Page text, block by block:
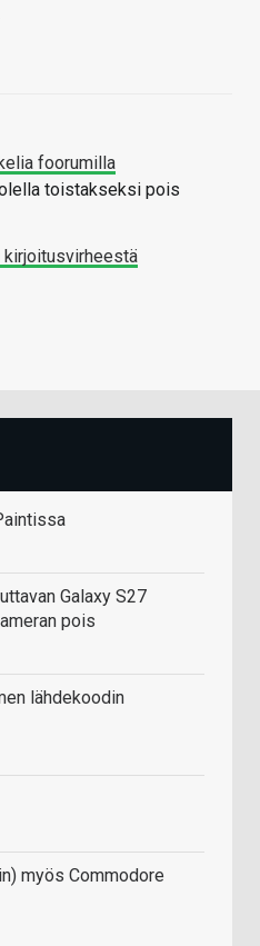
foorumilla
toistakseksi pois
kirjoitusvirheestä
Galaxy S27
pois
lähdekoodin
myös Commodore